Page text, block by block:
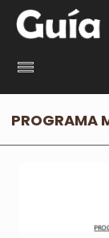
PROGRAMA